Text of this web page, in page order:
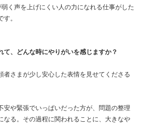
く声を上げにくい人の力になれる仕事がした
。
、どんな時にやりがいを感じますか？
者さまが少し安心した表情を見せてくださる
安や緊張でいっぱいだった方が、問題の整理
なる。その過程に関われることに、大きなや